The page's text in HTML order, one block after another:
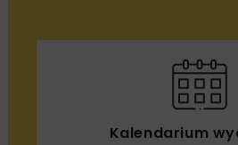
Kalendarium